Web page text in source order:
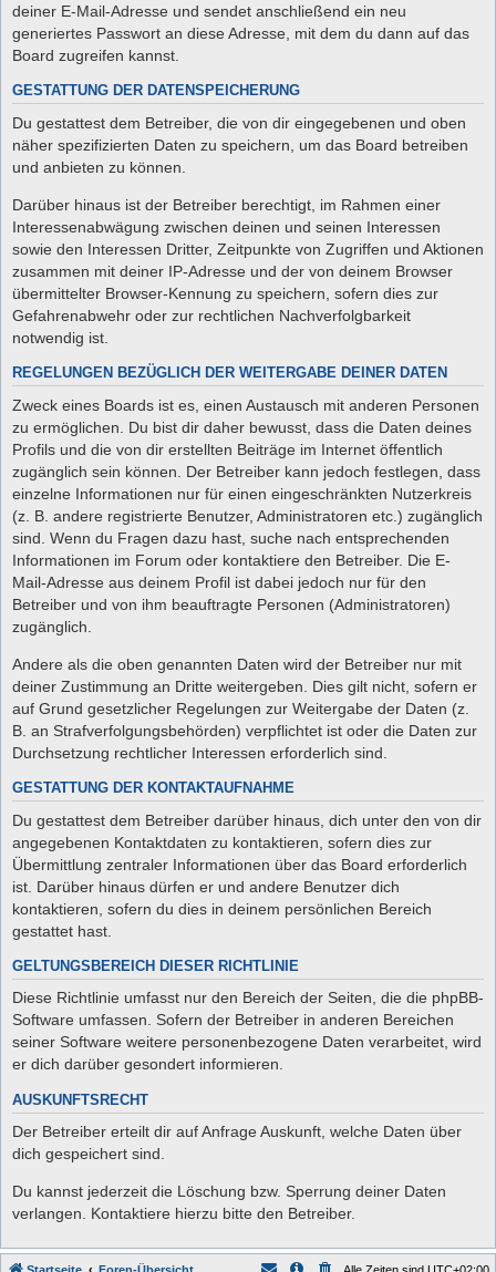
deiner E-Mail-Adresse und sendet anschließend ein neu
generiertes Passwort an diese Adresse, mit dem du dann auf das
Board zugreifen kannst.
GESTATTUNG DER DATENSPEICHERUNG
Du gestattest dem Betreiber, die von dir eingegebenen und oben
näher spezifizierten Daten zu speichern, um das Board betreiben
und anbieten zu können.
Darüber hinaus ist der Betreiber berechtigt, im Rahmen einer
Interessenabwägung zwischen deinen und seinen Interessen
sowie den Interessen Dritter, Zeitpunkte von Zugriffen und Aktionen
zusammen mit deiner IP-Adresse und der von deinem Browser
übermittelter Browser-Kennung zu speichern, sofern dies zur
Gefahrenabwehr oder zur rechtlichen Nachverfolgbarkeit
notwendig ist.
REGELUNGEN BEZÜGLICH DER WEITERGABE DEINER DATEN
Zweck eines Boards ist es, einen Austausch mit anderen Personen
zu ermöglichen. Du bist dir daher bewusst, dass die Daten deines
Profils und die von dir erstellten Beiträge im Internet öffentlich
zugänglich sein können. Der Betreiber kann jedoch festlegen, dass
einzelne Informationen nur für einen eingeschränkten Nutzerkreis
(z. B. andere registrierte Benutzer, Administratoren etc.) zugänglich
sind. Wenn du Fragen dazu hast, suche nach entsprechenden
Informationen im Forum oder kontaktiere den Betreiber. Die E-
Mail-Adresse aus deinem Profil ist dabei jedoch nur für den
Betreiber und von ihm beauftragte Personen (Administratoren)
zugänglich.
Andere als die oben genannten Daten wird der Betreiber nur mit
deiner Zustimmung an Dritte weitergeben. Dies gilt nicht, sofern er
auf Grund gesetzlicher Regelungen zur Weitergabe der Daten (z.
B. an Strafverfolgungsbehörden) verpflichtet ist oder die Daten zur
Durchsetzung rechtlicher Interessen erforderlich sind.
GESTATTUNG DER KONTAKTAUFNAHME
Du gestattest dem Betreiber darüber hinaus, dich unter den von dir
angegebenen Kontaktdaten zu kontaktieren, sofern dies zur
Übermittlung zentraler Informationen über das Board erforderlich
ist. Darüber hinaus dürfen er und andere Benutzer dich
kontaktieren, sofern du dies in deinem persönlichen Bereich
gestattet hast.
GELTUNGSBEREICH DIESER RICHTLINIE
Diese Richtlinie umfasst nur den Bereich der Seiten, die die phpBB-
Software umfassen. Sofern der Betreiber in anderen Bereichen
seiner Software weitere personenbezogene Daten verarbeitet, wird
er dich darüber gesondert informieren.
AUSKUNFTSRECHT
Der Betreiber erteilt dir auf Anfrage Auskunft, welche Daten über
dich gespeichert sind.
Du kannst jederzeit die Löschung bzw. Sperrung deiner Daten
verlangen. Kontaktiere hierzu bitte den Betreiber.